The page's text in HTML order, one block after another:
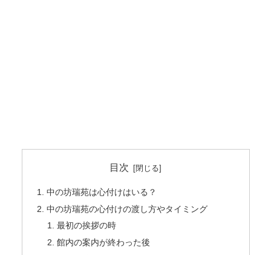
目次
中の坊瑞苑は心付けはいる？
中の坊瑞苑の心付けの渡し方やタイミング
最初の挨拶の時
館内の案内が終わった後